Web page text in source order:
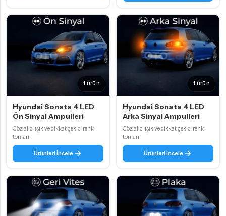
1 ürün
Hyundai Sonata 4 LED
Ön Sinyal Ampulleri
Göz alıcı ışık ve dikkat çekici renk
tonları.
Ürünleri İncele
1 ürün
Hyundai Sonata 4 LED
Arka Sinyal Ampulleri
Göz alıcı ışık ve dikkat çekici renk
tonları.
Ürünleri İncele